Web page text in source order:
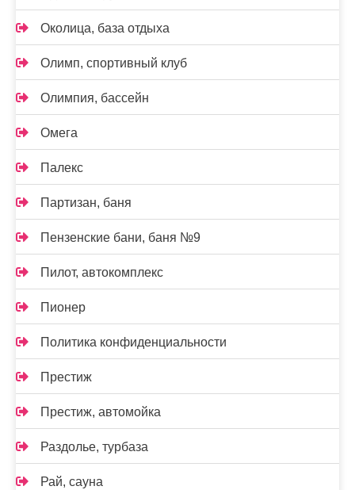
Околица, база отдыха
Олимп, спортивный клуб
Олимпия, бассейн
Омега
Палекс
Партизан, баня
Пензенские бани, баня №9
Пилот, автокомплекс
Пионер
Политика конфиденциальности
Престиж
Престиж, автомойка
Раздолье, турбаза
Рай, сауна